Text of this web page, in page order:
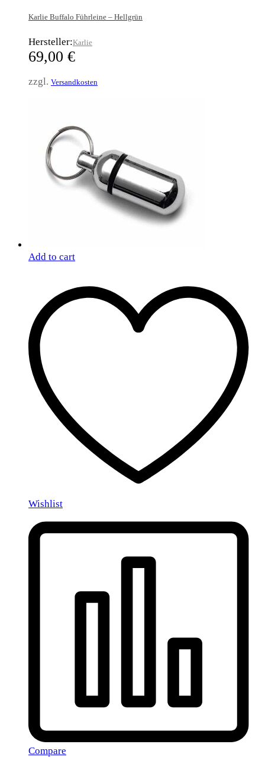
Karlie Buffalo Führleine – Hellgrün
Hersteller:Karlie
69,00 €
zzgl. Versandkosten
Add to cart
Wishlist
Compare